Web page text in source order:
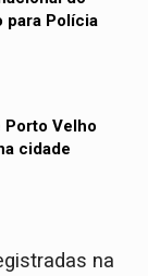
para Polícia
Porto Velho
cidade
na